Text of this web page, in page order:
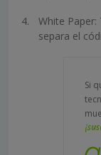
White
separa el
Si